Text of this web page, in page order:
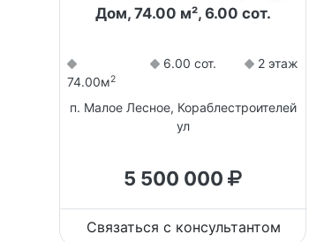
Дом, 74.00 м², 6.00 сот.
74.00м2
6.00 сот. 2 этаж
п. Малое Лесное, Кораблестроителей
ул
5 500 000
Связаться с консультантом